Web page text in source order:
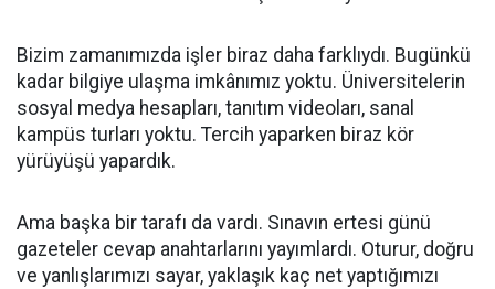
Bizim zamanımızda işler biraz daha farklıydı. Bugünkü
kadar bilgiye ulaşma imkânımız yoktu. Üniversitelerin
sosyal medya hesapları, tanıtım videoları, sanal
kampüs turları yoktu. Tercih yaparken biraz kör
yürüyüşü yapardık.
Ama başka bir tarafı da vardı. Sınavın ertesi günü
gazeteler cevap anahtarlarını yayımlardı. Oturur, doğru
ve yanlışlarımızı sayar, yaklaşık kaç net yaptığımızı